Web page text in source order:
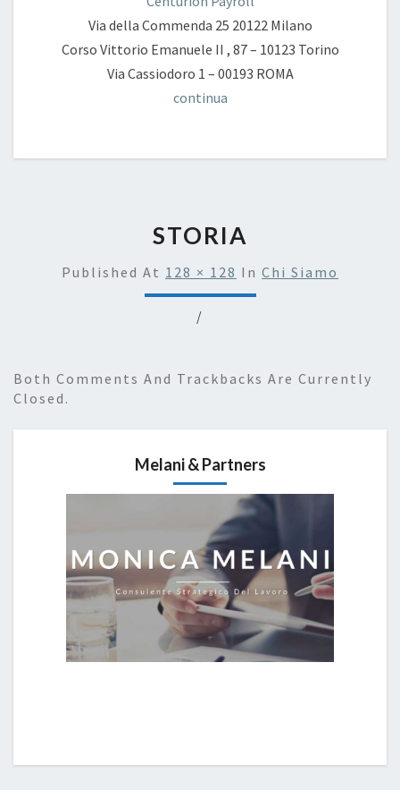
Via della Commenda 25 20122 Milano
Corso Vittorio Emanuele II , 87 – 10123 Torino
Via Cassiodoro 1 – 00193 ROMA
continua
STORIA
Published At 128 × 128 In Chi Siamo
/
Both Comments And Trackbacks Are Currently
Closed.
Melani & Partners